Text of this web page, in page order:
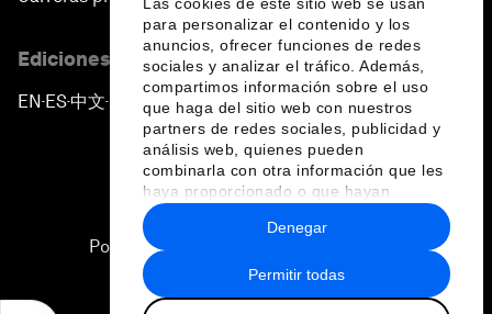
para personalizar el contenido y los
anuncios, ofrecer funciones de redes
sociales y analizar el tráfico. Además,
compartimos información sobre el uso
que haga del sitio web con nuestros
partners de redes sociales, publicidad y
análisis web, quienes pueden
combinarla con otra información que les
haya proporcionado o que hayan
recopilado a partir del uso que haya
hecho de sus servicios.
Permitir todas
Denegar
Ediciones en otros idiomas
EN ▪ES▪中文▪ 日本語
Política de privacidad y normas de uso
Sitemap